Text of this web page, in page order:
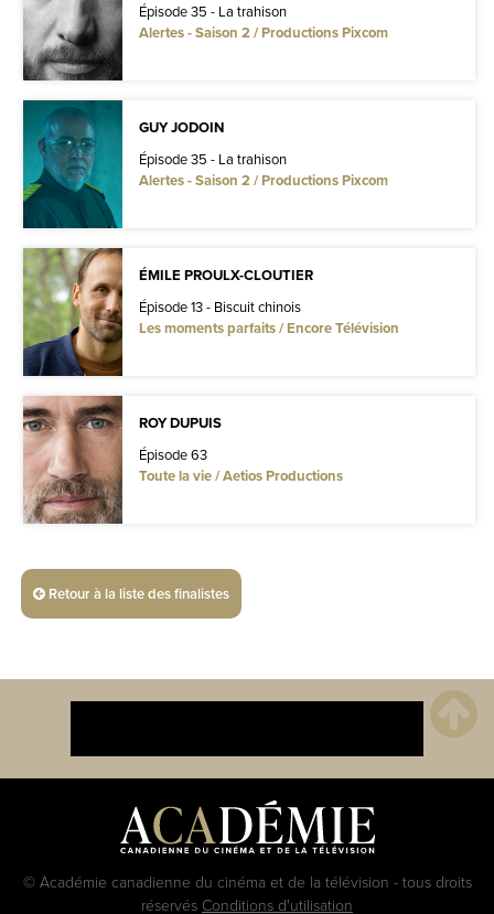
Épisode 35 - La trahison
Alertes - Saison 2 / Productions Pixcom
GUY JODOIN
Épisode 35 - La trahison
Alertes - Saison 2 / Productions Pixcom
ÉMILE PROULX-CLOUTIER
Épisode 13 - Biscuit chinois
Les moments parfaits / Encore Télévision
ROY DUPUIS
Épisode 63
Toute la vie / Aetios Productions
Retour à la liste des finalistes
© Académie canadienne du cinéma et de la télévision - tous droits
réservés Conditions d'utilisation